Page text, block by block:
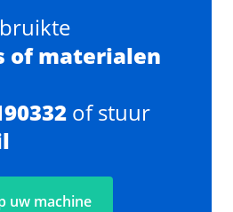
of materialen
of stuur
uw machine